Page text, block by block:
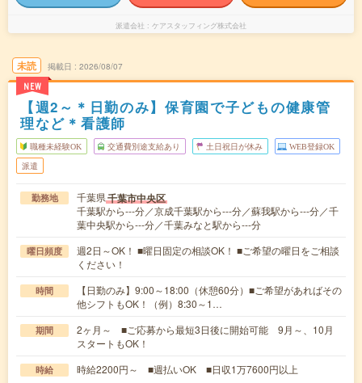
派遣会社 ケアスタッフィング株式会社
未読
NEW
掲載日 2026/08/07
【週2～＊日勤のみ】保育園で子どもの健康管
理など＊看護師
職種未経験OK 交通費別途支給あり 土日祝日が休み WEB登録OK
派遣
勤務地 千葉県千葉市中央区
千葉駅から---分／京成千葉駅から---分／蘇我駅から---分／千
葉中央駅から---分／千葉みなと駅から---分
曜日頻度
週2日～OK！ ■曜日固定の相談OK！ ■ご希望の曜日をご相談
ください！
時間
【日勤のみ】9:00～18:00（休憩60分）■ご希望があればその
他シフトもOK！（例）8:30～1…
期間
2ヶ月～ ■ご応募から最短3日後に開始可能 9月～、10月
スタートもOK！
時給 時給2200円～ ■週払いOK ■日収1万7600円以上